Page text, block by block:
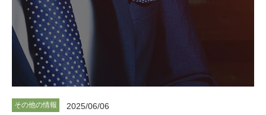
その他の情報 2025/06/06